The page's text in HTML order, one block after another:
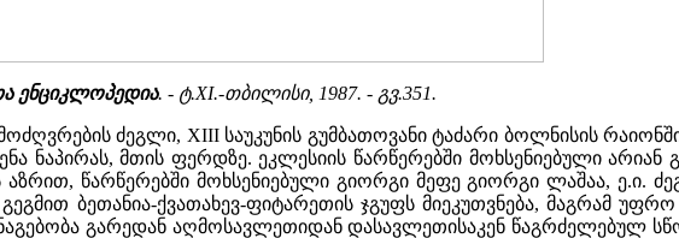
ენციკლოპედია. - ტ.XI.-თბილისი, 1987. - გვ.351.
ძეგლი, XIII საუკუნის გუმბათოვანი ტაძარი ბოლნისის
ნაპირას, მთის ფერდზე. ეკლესიის წარწერებში მოხსენიებული
აზრით, წარწერებში მოხსენიებული გიორგი მეფე გიორგი ლაშაა, ე.ი.
გეგმით ბეთანია-ქვათახევ-ფიტარეთის ჯგუფს მიეკუთვნება, მაგრამ
გარედან აღმოსავლეთიდან დასავლეთისაკენ წაგრძელებულ